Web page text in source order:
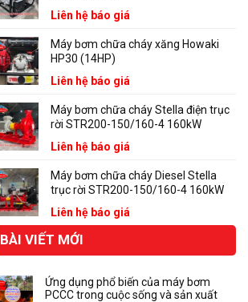
Liên hệ báo giá
Máy bơm chữa cháy xăng Howaki
HP30 (14HP)
Liên hệ báo giá
Máy bơm chữa cháy Stella điện trục
rời STR200-150/160-4 160kW
Liên hệ báo giá
Máy bơm chữa cháy Diesel Stella
trục rời STR200-150/160-4 160kW
Liên hệ báo giá
BÀI VIẾT MỚI
Ứng dụng phổ biến của máy bơm
PCCC trong cuộc sống và sản xuất